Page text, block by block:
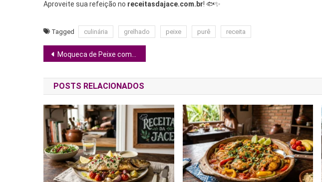
Aproveite sua refeição no receitasdajace.com.br! 🐟✨
Tagged culinária grelhado peixe purê receita
Navegação
de
Post
Moqueca de Peixe com Camarão 🐟🍤🔥
POSTS RELACIONADOS